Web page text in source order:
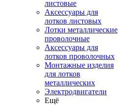
листовые
Аксессуары для
лотков листовых
Лотки металлические
проволочные
Аксессуары для
лотков проволочных
Монтажные изделия
для лотков
металлических
Электродвигатели
Ещё